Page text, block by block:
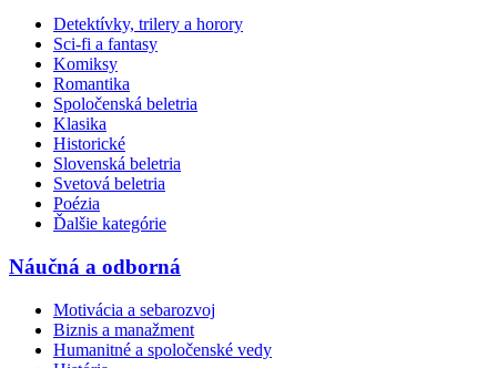
Detektívky, trilery a horory
Sci-fi a fantasy
Komiksy
Romantika
Spoločenská beletria
Klasika
Historické
Slovenská beletria
Svetová beletria
Poézia
Ďalšie kategórie
Náučná a odborná
Motivácia a sebarozvoj
Biznis a manažment
Humanitné a spoločenské vedy